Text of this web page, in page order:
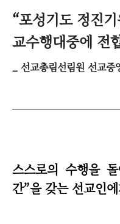
“포성기도 정진기
교수행대중에 전
_ 선교총림선림원 선교중
스스로의 수행을 돌
간”을 갖는 선교인에